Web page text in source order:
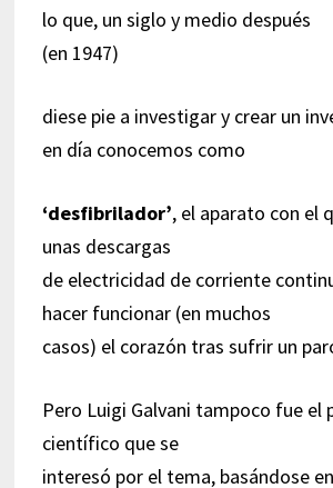
lo que, un siglo y medio después
(en 1947)
diese pie a investigar y crear un
en día conocemos como
‘desfibrilador’, el aparato con el
unas descargas
de electricidad de corriente
hacer funcionar (en muchos
casos) el corazón tras sufrir un
Pero Luigi Galvani tampoco fue el
científico que se
interesó por el tema, basándose